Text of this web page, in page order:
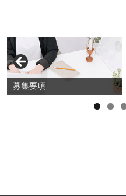
募集要項